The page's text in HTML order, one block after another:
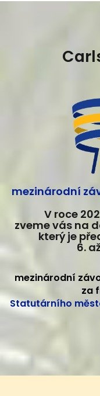
mezinárodní
V roce
zveme vás na
který je
6.
mezinárodní
za
Statutárního